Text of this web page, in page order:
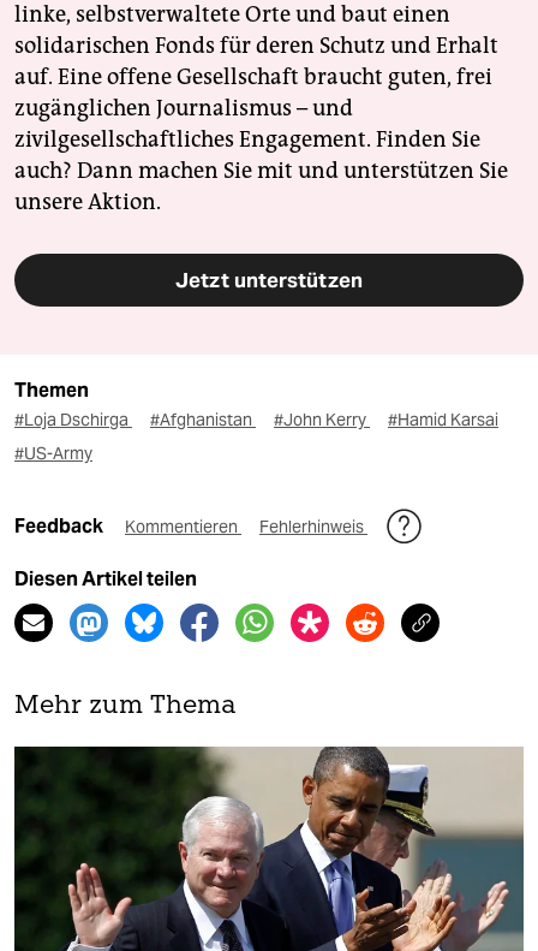
linke, selbstverwaltete Orte und baut einen
solidarischen Fonds für deren Schutz und Erhalt
auf. Eine offene Gesellschaft braucht guten, frei
zugänglichen Journalismus – und
zivilgesellschaftliches Engagement. Finden Sie
auch? Dann machen Sie mit und unterstützen Sie
unsere Aktion.
Jetzt unterstützen
Themen
#Loja Dschirga #Afghanistan #John Kerry
#Hamid Karsai
#US-Army
Feedback Kommentieren Fehlerhinweis
Diesen Artikel teilen
Mehr zum Thema